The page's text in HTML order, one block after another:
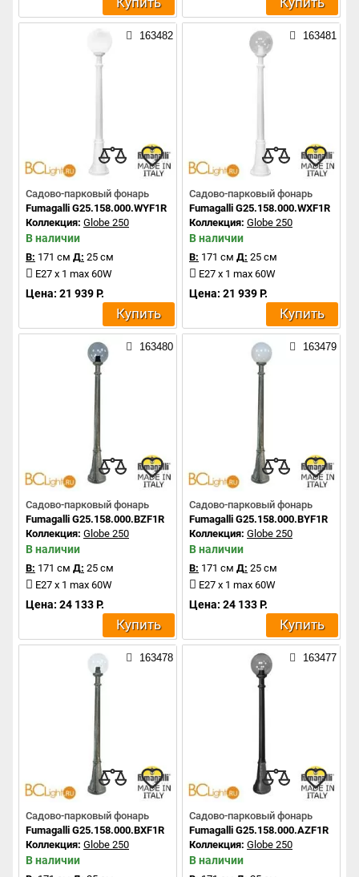
163482
Садово-парковый фонарь
Fumagalli G25.158.000.WYF1R
Коллекция: Globe 250
В наличии
В: 171 см Д: 25 см
E27 x 1 max 60W
Цена: 21 939 Р.
Купить
163481
Садово-парковый фонарь
Fumagalli G25.158.000.WXF1R
Коллекция: Globe 250
В наличии
В: 171 см Д: 25 см
E27 x 1 max 60W
Цена: 21 939 Р.
Купить
163480
Садово-парковый фонарь
Fumagalli G25.158.000.BZF1R
Коллекция: Globe 250
В наличии
В: 171 см Д: 25 см
E27 x 1 max 60W
Цена: 24 133 Р.
Купить
163479
Садово-парковый фонарь
Fumagalli G25.158.000.BYF1R
Коллекция: Globe 250
В наличии
В: 171 см Д: 25 см
E27 x 1 max 60W
Цена: 24 133 Р.
Купить
163478
Садово-парковый фонарь
Fumagalli G25.158.000.BXF1R
Коллекция: Globe 250
В наличии
163477
Садово-парковый фонарь
Fumagalli G25.158.000.AZF1R
Коллекция: Globe 250
В наличии